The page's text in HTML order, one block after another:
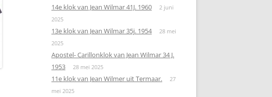
14e klok van Jean Wilmar 41J. 1960
2 juni
2025
13e klok van Jean Wilmar 35j. 1954
28 mei
2025
Apostel- Carillonklok van Jean Wilmar 34 J.
1953
28 mei 2025
11e klok van Jean Wilmer uit Termaar.
27
mei 2025